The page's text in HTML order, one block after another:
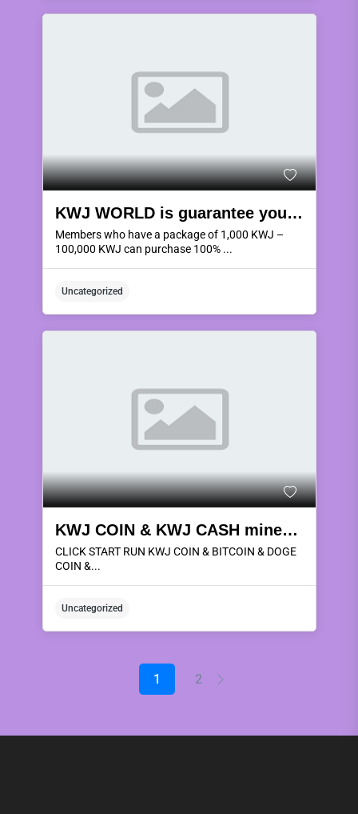
KWJ WORLD is guarantee you 100% full risk.
Members who have a package of 1,000 KWJ –
100,000 KWJ can purchase 100% ...
Uncategorized
KWJ COIN & KWJ CASH miners rental deposits can be redeemed as KWJ COIN & KWJ CASH coins or redeemed for instant cash, which can be withdrawn every day. 5,10,15,20,25,30 of every month by using 20% ​​to join in the rental of mining machines of the company KWJ WORLD CO.,LTD. .To make profits every 5 days for a period of 6 months, with a 2.5% withdrawal fee every time, using the mining machine according to the package and receive the following benefits:
CLICK START RUN KWJ COIN & BITCOIN & DOGE
COIN &...
Uncategorized
1 2